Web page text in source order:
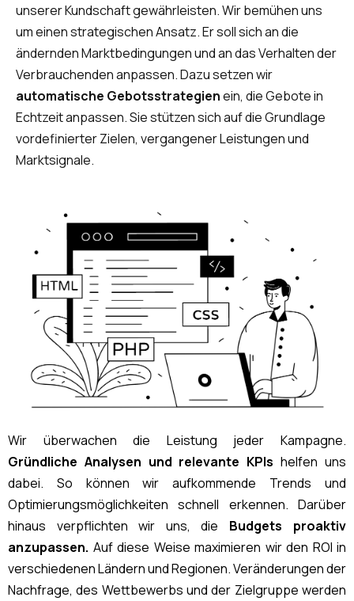
unserer Kundschaft gewährleisten. Wir bemühen uns
um einen strategischen Ansatz. Er soll sich an die
ändernden Marktbedingungen und an das Verhalten der
Verbrauchenden anpassen. Dazu setzen wir
automatische Gebotsstrategienein, die Gebote in
Echtzeit anpassen. Sie stützen sich auf die Grundlage
vordefinierter Zielen, vergangener Leistungen und
Marktsignale.
Wir überwachen die Leistung jeder Kampagne.
Gründliche Analysen und relevante KPIs helfen uns
dabei. So können wir aufkommende Trends und
Optimierungsmöglichkeiten schnell erkennen. Darüber
hinaus verpflichten wir uns, die Budgets proaktiv
anzupassen. Auf diese Weise maximieren wir den ROI in
verschiedenen Ländern und Regionen. Veränderungen der
Nachfrage, des Wettbewerbs und der Zielgruppe werden